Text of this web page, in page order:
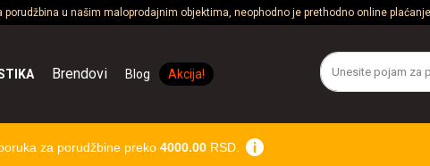
u našim maloprodajnim objektima, neophodno je prethodno online
Brendovi Blog Akcija!
za porudžbine preko 4000.00RSD.